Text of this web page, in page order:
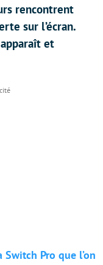
rencontrent
sur l’écran.
et
Pro que l’on